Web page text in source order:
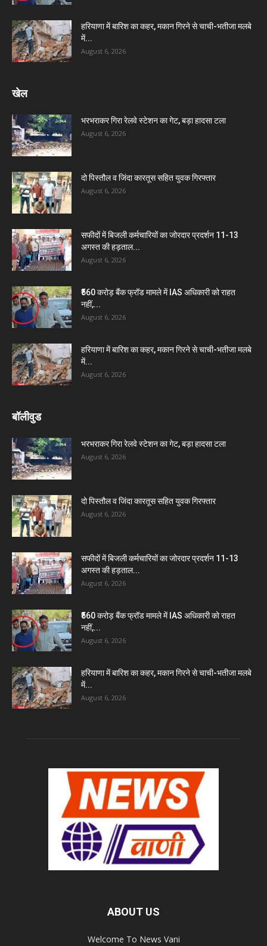
हरियाणा में बारिश का कहर, मकान गिरने से चाची-भतीजा मलबे
में...
August 6, 2026
खेल
भरभराकर गिरा रेलवे स्टेशन का गेट, बड़ा हादसा टला
August 6, 2026
दो पिस्तौल व जिंदा कारतूस सहित युवक गिरफ्तार
August 6, 2026
सफीदों में बिजली कर्मचारियों का जोरदार प्रदर्शन 11-13
अगस्त की हड़ताल...
August 6, 2026
₹560 करोड़ बैंक फ्रॉड मामले में IAS अधिकारी को राहत
नहीं,...
August 6, 2026
हरियाणा में बारिश का कहर, मकान गिरने से चाची-भतीजा मलबे
में...
August 6, 2026
बॉलीवुड
भरभराकर गिरा रेलवे स्टेशन का गेट, बड़ा हादसा टला
August 6, 2026
दो पिस्तौल व जिंदा कारतूस सहित युवक गिरफ्तार
August 6, 2026
सफीदों में बिजली कर्मचारियों का जोरदार प्रदर्शन 11-13
अगस्त की हड़ताल...
August 6, 2026
₹560 करोड़ बैंक फ्रॉड मामले में IAS अधिकारी को राहत
नहीं,...
August 6, 2026
हरियाणा में बारिश का कहर, मकान गिरने से चाची-भतीजा मलबे
में...
August 6, 2026
ABOUT US
Welcome To News Vani